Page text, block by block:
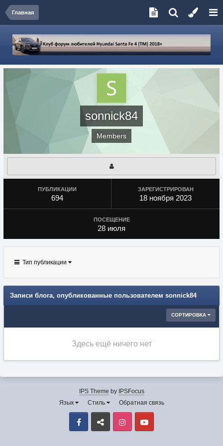
Главная
sonnick84
Members
ПУБЛИКАЦИИ
694
ЗАРЕГИСТРИРОВАН
18 ноября 2023
ПОСЕЩЕНИЕ
28 июля
Тип публикации
Записи блога, опубликованные пользователем sonnick84
СОРТИРОВКА
Здесь ещё ничего нет
IPS Theme by IPSFocus
Язык
Стиль Обратная связь
Facebook VK Instagram